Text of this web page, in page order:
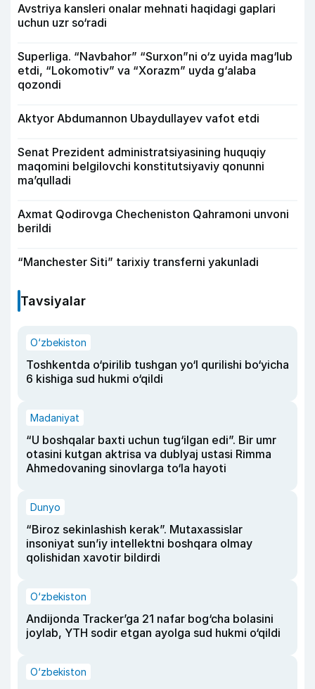
Avstriya kansleri onalar mehnati haqidagi gaplari
uchun uzr so‘radi
Superliga. “Navbahor” “Surxon”ni o‘z uyida mag‘lub
etdi, “Lokomotiv” va “Xorazm” uyda g‘alaba
qozondi
Aktyor Abdu­mannon Ubaydullayev vafot etdi
Senat Prezident administratsiyasining huquqiy
maqomini belgilovchi konstitutsiyaviy qonunni
ma’qulladi
Axmat Qodirovga Checheniston Qahramoni unvoni
berildi
“Manchester Siti” tarixiy transferni yakunladi
Tavsiyalar
O‘zbekiston
Toshkentda o‘pirilib tushgan yo‘l qurilishi bo‘yicha
6 kishiga sud hukmi o‘qildi
Madaniyat
“U boshqalar baxti uchun tug‘ilgan edi”. Bir umr
otasini kutgan aktrisa va dublyaj ustasi Rimma
Ahmedovaning sinovlarga to‘la hayoti
Dunyo
“Biroz sekinlashish kerak”. Mutaxassislar
insoniyat sun’iy intellektni boshqara olmay
qolishidan xavotir bildirdi
O‘zbekiston
Andijonda Tracker’ga 21 nafar bog‘cha bolasini
joylab, YTH sodir etgan ayolga sud hukmi o‘qildi
O‘zbekiston